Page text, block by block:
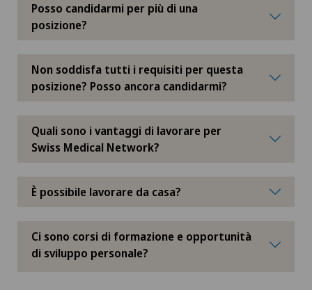
Posso candidarmi per più di una
posizione?
Non soddisfa tutti i requisiti per questa
posizione? Posso ancora candidarmi?
Quali sono i vantaggi di lavorare per
Swiss Medical Network?
È possibile lavorare da casa?
Ci sono corsi di formazione e opportunità
di sviluppo personale?